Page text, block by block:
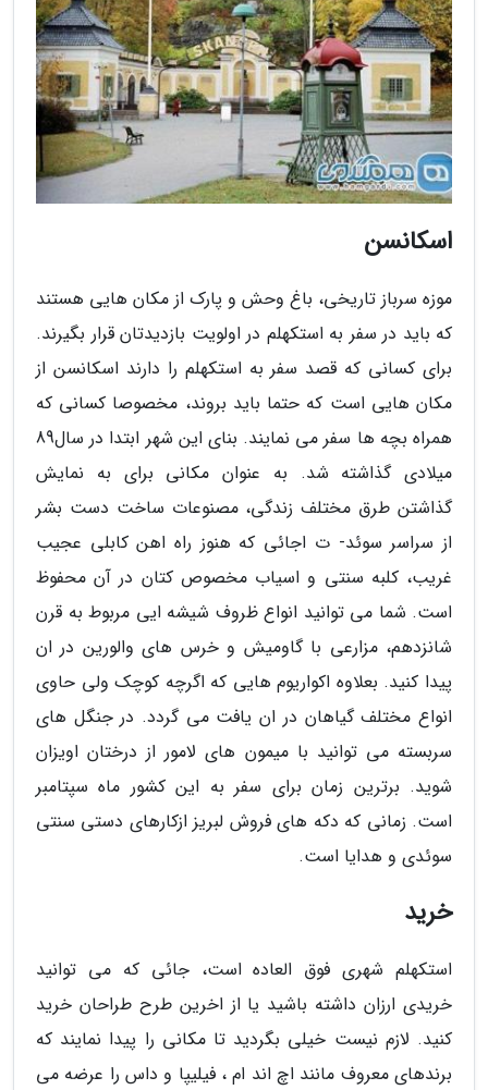
اسکانسن
موزه سرباز تاریخی، باغ وحش و پارک از مکان هایی هستند
که باید در سفر به استکهلم در اولویت بازدیدتان قرار بگیرند.
برای کسانی که قصد سفر به استکهلم را دارند اسکانسن از
مکان هایی است که حتما باید بروند، مخصوصا کسانی که
همراه بچه ها سفر می نمایند. بنای این شهر ابتدا در سال89
میلادی گذاشته شد. به عنوان مکانی برای به نمایش
گذاشتن طرق مختلف زندگی، مصنوعات ساخت دست بشر
از سراسر سوئد- ت اجائی که هنوز راه اهن کابلی عجیب
غریب، کلبه سنتی و اسیاب مخصوص کتان در آن محفوظ
است. شما می توانید انواع ظروف شیشه ایی مربوط به قرن
شانزدهم، مزارعی با گاومیش و خرس های والورین در ان
پیدا کنید. بعلاوه اکواریوم هایی که اگرچه کوچک ولی حاوی
انواع مختلف گیاهان در ان یافت می گردد. در جنگل های
سربسته می توانید با میمون های لامور از درختان اویزان
شوید. برترین زمان برای سفر به این کشور ماه سپتامبر
است. زمانی که دکه های فروش لبریز ازکارهای دستی سنتی
سوئدی و هدایا است.
خرید
استکهلم شهری فوق العاده است، جائی که می توانید
خریدی ارزان داشته باشید یا از اخرین طرح طراحان خرید
کنید. لازم نیست خیلی بگردید تا مکانی را پیدا نمایند که
برندهای معروف مانند اچ اند ام ، فیلیپا و داس را عرضه می